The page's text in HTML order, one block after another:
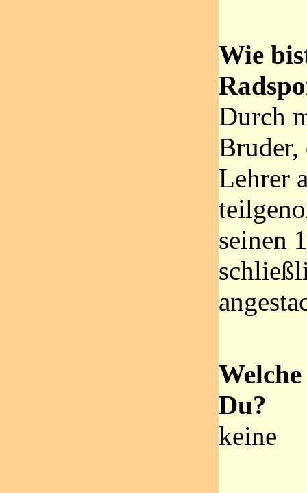
Wie
Durch
Bruder,
Lehrer
seinen
Du?
keine